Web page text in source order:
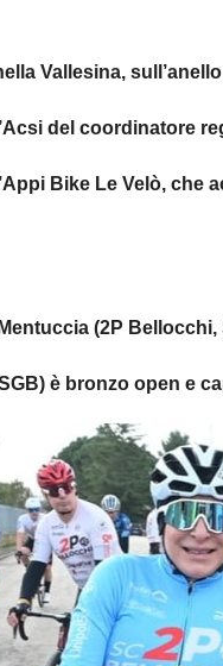
Vallesina,
del coordinatore
Bike Le Velò,
(2P
è bronzo open e